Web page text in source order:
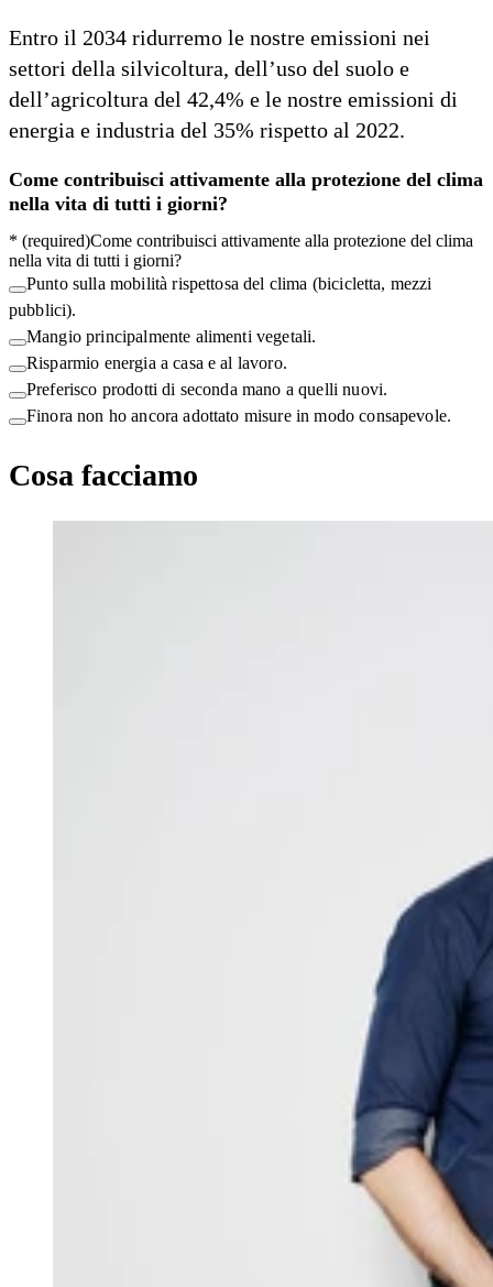
Entro il 2034 ridurremo le nostre emissioni nei
settori della silvicoltura, dell’uso del suolo e
dell’agricoltura del 42,4% e le nostre emissioni di
energia e industria del 35% rispetto al 2022.
Come contribuisci attivamente alla protezione del clima
nella vita di tutti i giorni?
* (required)Come contribuisci attivamente alla protezione del clima
nella vita di tutti i giorni?
Punto sulla mobilità rispettosa del clima (bicicletta, mezzi
pubblici).
Mangio principalmente alimenti vegetali.
Risparmio energia a casa e al lavoro.
Preferisco prodotti di seconda mano a quelli nuovi.
Finora non ho ancora adottato misure in modo consapevole.
Cosa facciamo